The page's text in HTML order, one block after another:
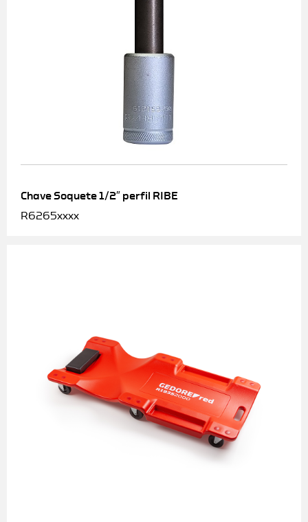
Chave Soquete 1/2″ perfil RIBE
R6265xxxx